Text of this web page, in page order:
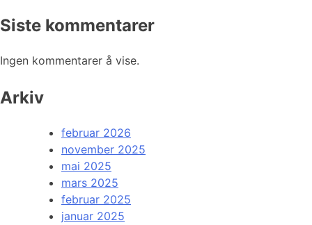
Siste kommentarer
Ingen kommentarer å vise.
Arkiv
februar 2026
november 2025
mai 2025
mars 2025
februar 2025
januar 2025